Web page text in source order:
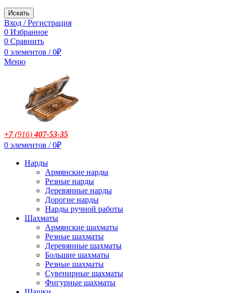
Искать
Вход / Регистрация
0 Избранное
0 Сравнить
0 элементов / 0₽
Меню
+7(916)407-53-35
0 элементов / 0₽
Нарды
Армянские нарды
Резные нарды
Деревянные нарды
Дорогие нарды
Нарды ручной работы
Шахматы
Армянские шахматы
Резные шахматы
Деревянные шахматы
Большие шахматы
Резные шахматы
Сувенирные шахматы
Фигурные шахматы